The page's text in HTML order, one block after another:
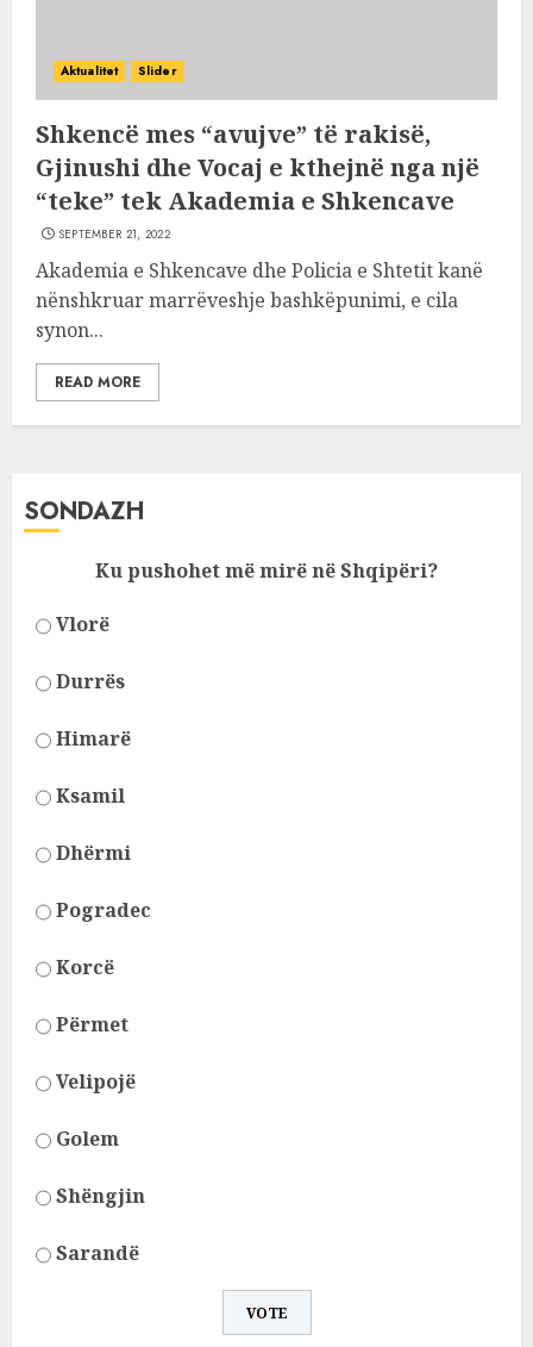
Aktualitet Slider
Shkencë mes “avujve” të rakisë,
Gjinushi dhe Vocaj e kthejnë nga një
“teke” tek Akademia e Shkencave
SEPTEMBER 21, 2022
Akademia e Shkencave dhe Policia e Shtetit kanë
nënshkruar marrëveshje bashkëpunimi, e cila
synon...
READ MORE
SONDAZH
Ku pushohet më mirë në Shqipëri?
Vlorë
Durrës
Himarë
Ksamil
Dhërmi
Pogradec
Korcë
Përmet
Velipojë
Golem
Shëngjin
Sarandë